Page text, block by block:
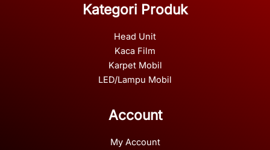
Kategori Produk
Head Unit
Kaca Film
Karpet Mobil
LED/Lampu Mobil
Account
My Account